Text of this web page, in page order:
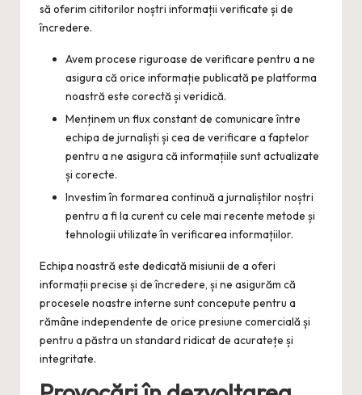
să oferim cititorilor noștri informații verificate și de
încredere.
Avem procese riguroase de verificare pentru a ne
asigura că orice informație publicată pe platforma
noastră este corectă și veridică.
Menținem un flux constant de comunicare între
echipa de jurnaliști și cea de verificare a faptelor
pentru a ne asigura că informațiile sunt actualizate
și corecte.
Investim în formarea continuă a jurnaliștilor noștri
pentru a fi la curent cu cele mai recente metode și
tehnologii utilizate în verificarea informațiilor.
Echipa noastră este dedicată misiunii de a oferi
informații precise și de încredere, și ne asigurăm că
procesele noastre interne sunt concepute pentru a
rămâne independente de orice presiune comercială și
pentru a păstra un standard ridicat de acuratețe și
integritate.